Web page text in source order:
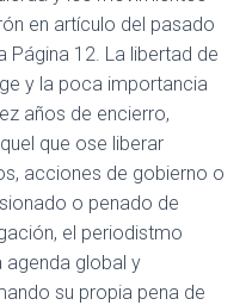
en artículo del pasado
Página 12. La libertad de
y la poca importancia
años de encierro,
que ose liberar
acciones de gobierno o
o penado de
el periodistmo
agenda global y
su propia pena de